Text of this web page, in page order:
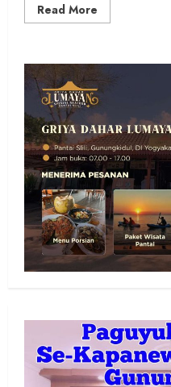
Read More
more
Iduladha
1447
H,
Polda
DIY
Salurkan
17
Hewan
Kurban
ke
Lembaga
Sosial
dan
Masyarakat
Se-
DIY